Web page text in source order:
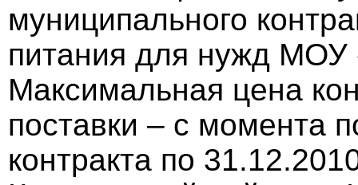
муниципального
питания для нужд
Максимальная цена
поставки – с момента
контракта по